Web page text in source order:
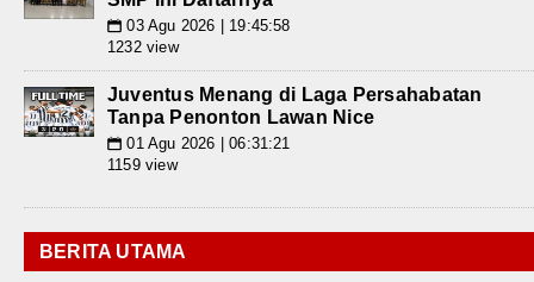
📅 03 Agu 2026 | 19:45:58
1232 view
Juventus Menang di Laga Persahabatan
Tanpa Penonton Lawan Nice
📅 01 Agu 2026 | 06:31:21
1159 view
BERITA UTAMA